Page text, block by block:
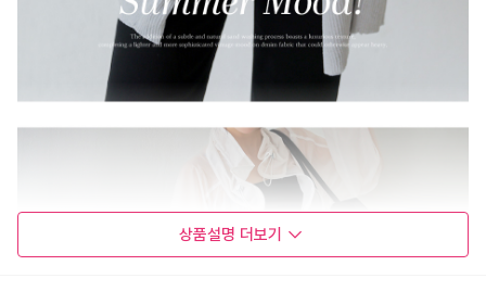
상품설명 더보기